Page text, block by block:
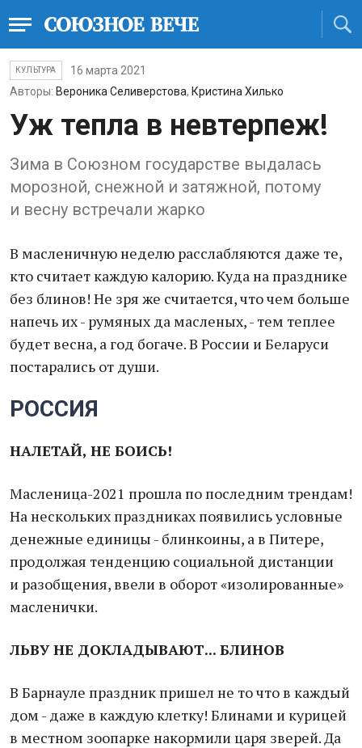
КУЛЬТУРА
16 марта 2021
Авторы: Вероника Селиверстова, Кристина Хилько
Уж тепла в невтерпеж!
Зима в Союзном государстве выдалась
морозной, снежной и затяжной, потому
и весну встречали жарко
В масленичную неделю расслабляются даже те,
кто считает каждую калорию. Куда на празднике
без блинов! Не зря же считается, что чем больше
напечь их - румяных да масленых, - тем теплее
будет весна, а год богаче. В России и Беларуси
постарались от души.
РОССИЯ
НАЛЕТАЙ, НЕ БОИСЬ!
Масленица-2021 прошла по последним трендам!
На нескольких праздниках появились условные
денежные единицы - блинкоины, а в Питере,
продолжая тенденцию социальной дистанции
и разобщения, ввели в оборот «изолированные»
масленички.
ЛЬВУ НЕ ДОКЛАДЫВАЮТ... БЛИНОВ
В Барнауле праздник пришел не то что в каждый
дом - даже в каждую клетку! Блинами и курицей
в местном зоопарке накормили царя зверей. Да